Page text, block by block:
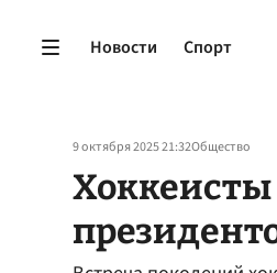
Новости Спорт
9 октября 2025 21:32Общество